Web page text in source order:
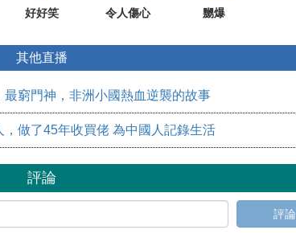
好好笑 令人傷心 嬲爆
其他直播
最窮門神，非洲小國熱血逆襲的故事
，做了45年收買佬 為中國人記錄生活
評論
評論